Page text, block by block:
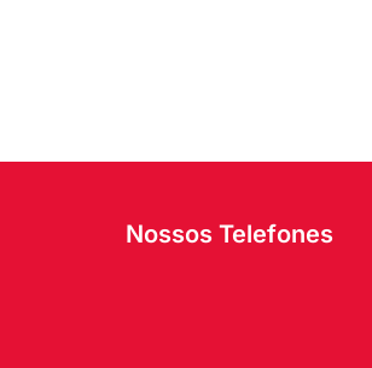
Nossos Telefones